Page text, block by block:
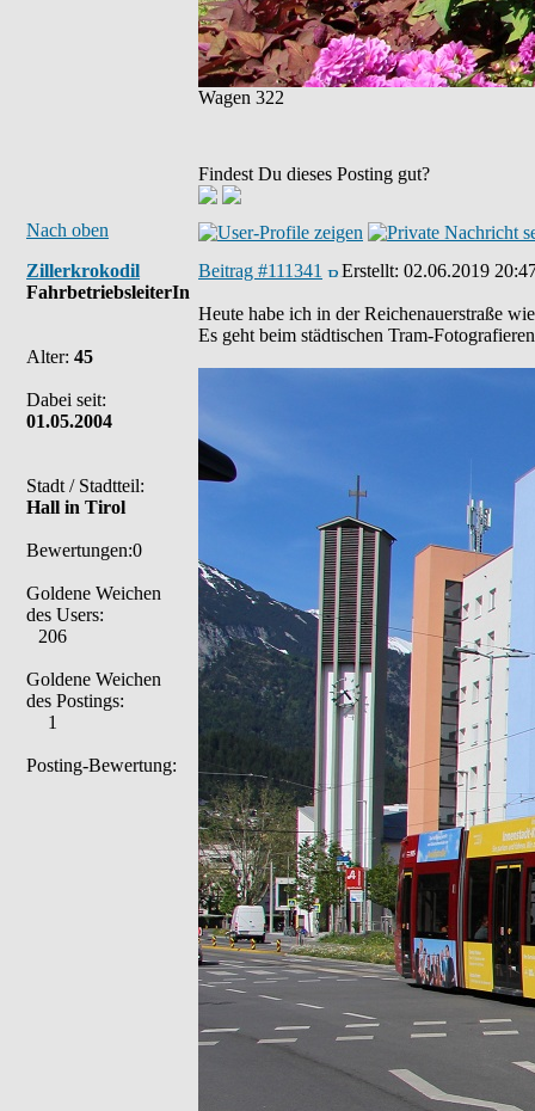
Wagen 322
Findest Du dieses Posting gut?
Nach oben
Zillerkrokodil
FahrbetriebsleiterIn
Alter: 45
Dabei seit:
01.05.2004
Stadt / Stadtteil:
Hall in Tirol
Bewertungen:0
Goldene Weichen
des Users:
206
Goldene Weichen
des Postings:
1
Posting-Bewertung:
Beitrag #111341 Erstellt: 02.06.2019
Heute habe ich in der Reichenauerstraße
Es geht beim städtischen Tram-